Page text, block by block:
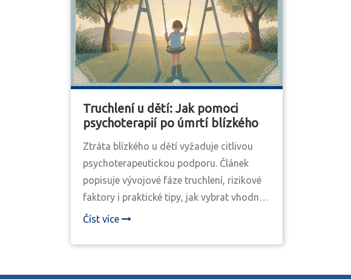
Truchlení u dětí: Jak pomoci
psychoterapií po úmrtí blízkého
Ztráta blízkého u dětí vyžaduje citlivou
psychoterapeutickou podporu. Článek
popisuje vývojové fáze truchlení, rizikové
faktory i praktické tipy, jak vybrat vhodnou
terapii a kde hledat pomoc v ČR.
Číst více